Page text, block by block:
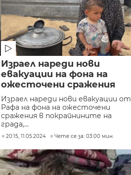
Израел нареди нови
евакуации на фона на
ожесточени сражения
Израел нареди нови евакуации от
Рафа на фона на ожесточени
сражения в покрайнините на
града,...
20:15, 11.05.2024 Чете се за: 03:00 мин.